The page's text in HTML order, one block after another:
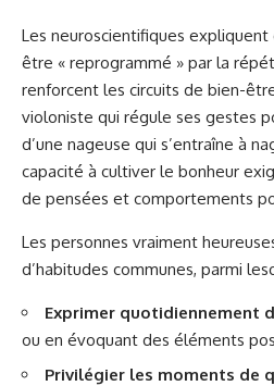
Les neuroscientifiques
être « reprogrammé » par la
renforcent les circuits de bien-
violoniste qui régule ses gestes
d’une nageuse qui s’entraîne à
capacité à cultiver le bonheur
de pensées et comportements
Les personnes vraiment
d’habitudes communes, parmi
Exprimer quotidiennement
ou en évoquant des éléments
Privilégier les moments de